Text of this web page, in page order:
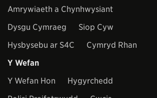
Amrywiaeth a Chynhwysiant
Dysgu Cymraeg
Siop Cyw
Hysbysebu ar S4C
Cymryd Rhan
Y Wefan
Y Wefan Hon
Hygyrchedd